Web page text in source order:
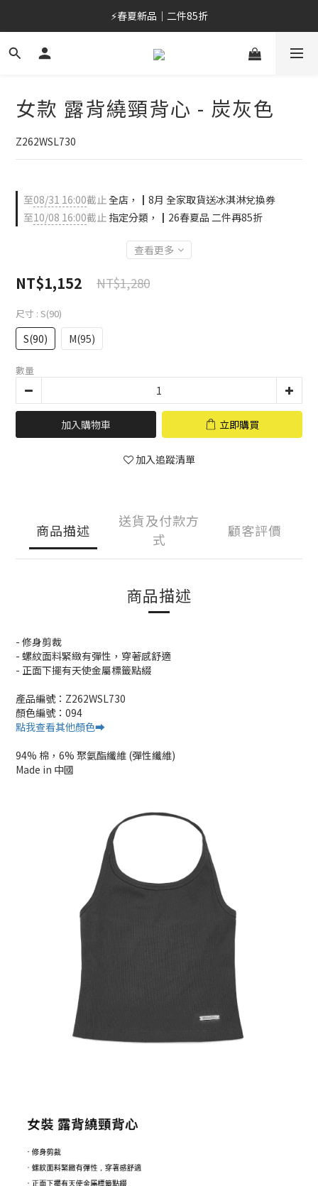
⚡春夏新品｜二件85折
⚡春夏新品｜二件85折
女款 露背繞頸背心 - 炭灰色
Z262WSL730
至08/31 16:00截止全店，┃8月 全家取貨送冰淇淋兌換券
至10/08 16:00截止 指定分類，┃26春夏品 二件再85折
查看更多
NT$1,152 NT$1,280
尺寸 : S(90)
S(90) M(95)
數量
加入購物車 立即購買
加入追蹤清單
商品描述
送貨及付款方
式
顧客評價
商品描述
- 修身剪裁
- 螺紋面料緊緻有彈性，穿著感舒適
- 正面下擺有天使金屬標籤點綴
產品編號：Z262WSL730
顏色編號：094
點我查看其他顏色➡️
94% 棉，6% 聚氨酯纖維 (彈性纖維)
Made in 中國